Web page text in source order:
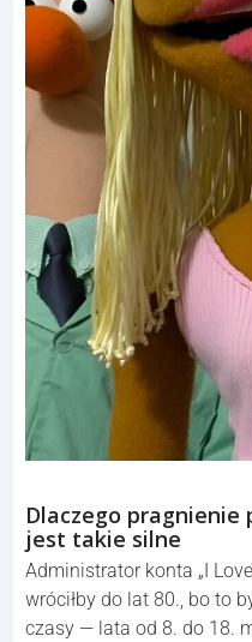
Dlaczego pragnienie
jest takie silne
Administrator konta „I
wróciłby do lat 80., bo to
czasy — lata od 8. do 18.